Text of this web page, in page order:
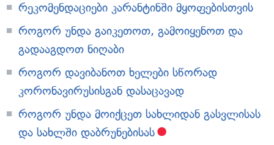
რეკომენდაციები კარანტინში მყოფებისთვის
როგორ უნდა გაიკეთოთ, გამოიყენოთ და
გადააგდოთ ნიღაბი
როგორ დავიბანოთ ხელები სწორად
კორონავირუსისგან დასაცავად
როგორ უნდა მოიქცეთ სახლიდან გასვლისას
და სახლში დაბრუნებისას